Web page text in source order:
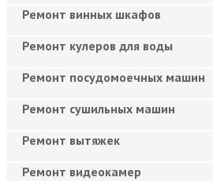
Ремонт винных шкафов
Ремонт кулеров для воды
Ремонт посудомоечных машин
Ремонт сушильных машин
Ремонт вытяжек
Ремонт видеокамер